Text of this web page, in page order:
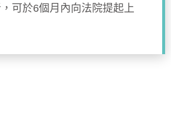
可於6個月內向法院提起上